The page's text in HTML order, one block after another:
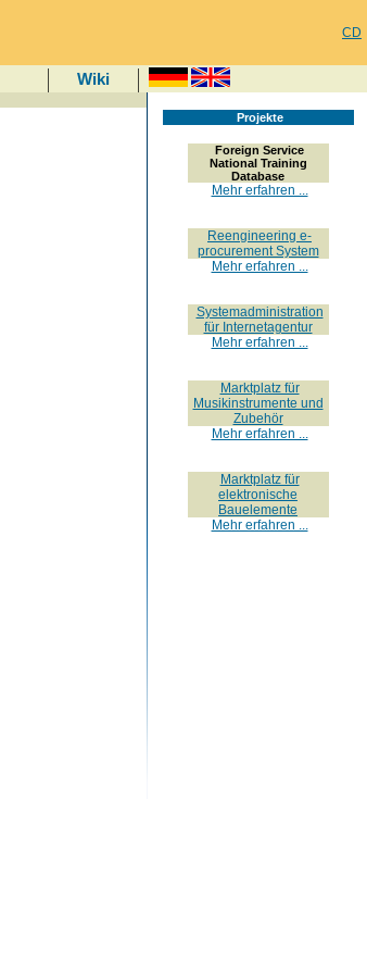
CD
Wiki
Projekte
Foreign Service
National Training
Database
Mehr erfahren ...
Reengineering e-
procurement System
Mehr erfahren ...
Systemadministration
für Internetagentur
Mehr erfahren ...
Marktplatz für
Musikinstrumente und
Zubehör
Mehr erfahren ...
Marktplatz für
elektronische
Bauelemente
Mehr erfahren ...